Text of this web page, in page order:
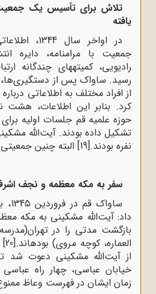
تلاش برای تأسیس یک
یافته
در اواخر
جمعیت با مرامنامه، دایره
رادیویی، کمیته‍های چندگانه
رسید. ساواک پس از
از افراد مختلف به اطلاعاتی
کرد. بنابر این اطلاعات، هشت
حوزه علمیه قم جلسات اولیه
تشکیل داده بودند. آیت‌الله
نفره بودند.[19] البته چنین
سفر به مکه معظمه و نجف
داد: آیت‌الله مشکینی به مکه
بازگشت مدتی را در
العماره، کوچه مروی) بوده‍اند.[20]
از آیت‌الله مشکینی دعوت شد
خیابان عباسی، چهار راه
زمان ایشان در فهرست وعاظ ممنوع